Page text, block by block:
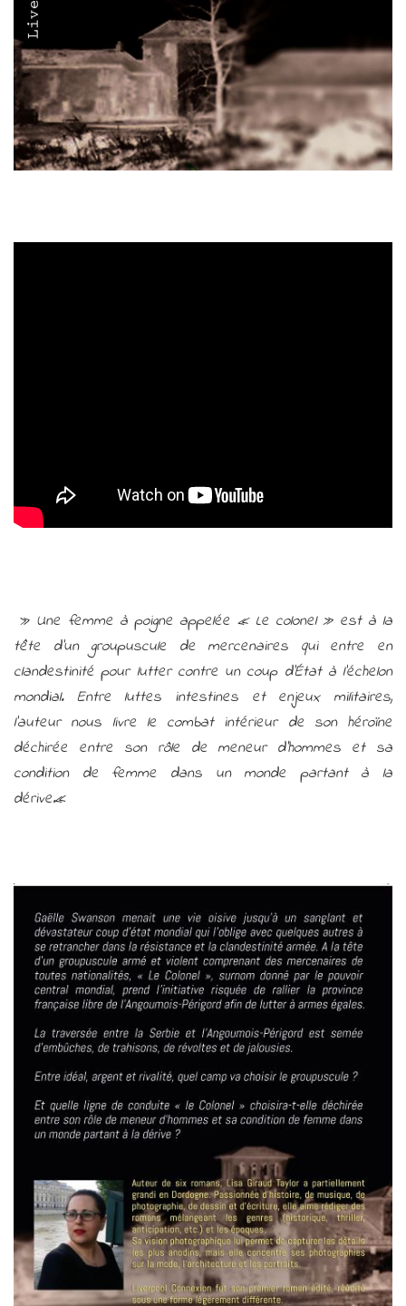
» Une femme à poigne appelée « Le colonel » est à la
tête d’un groupuscule de mercenaires qui entre en
clandestinité pour lutter contre un coup d’État à l’échelon
mondial. Entre luttes intestines et enjeux militaires,
l’auteur nous livre le combat intérieur de son héroïne
déchirée entre son rôle de meneur d’hommes et sa
condition de femme dans un monde partant à la
dérive.«